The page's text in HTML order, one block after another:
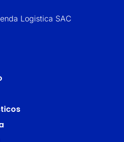
Logistica SAC